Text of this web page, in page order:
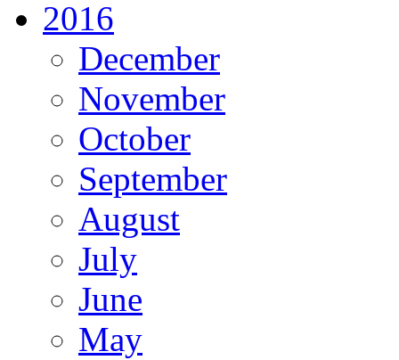
2016
December
November
October
September
August
July
June
May